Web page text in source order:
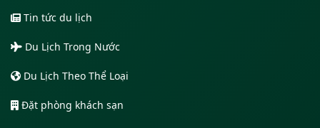
Tin tức du lịch
Du Lịch Trong Nước
Du Lịch Theo Thể Loại
Đặt phòng khách sạn